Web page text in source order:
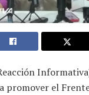
promover el